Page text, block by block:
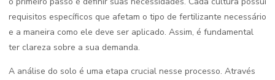
requisitos específicos que afetam o tipo de fertilizante necessário
e a maneira como ele deve ser aplicado. Assim, é fundamental
ter clareza sobre a sua demanda.
A análise do solo é uma etapa crucial nesse processo. Através